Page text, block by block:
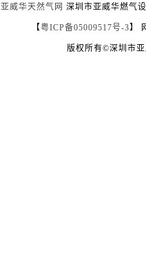
亚威华天然气网 深圳市亚威华燃气
【粤ICP备05009517号-3】
版权所有©深圳市